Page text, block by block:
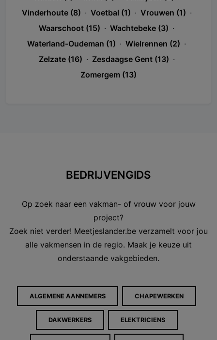
Vinderhoute (8) · Voetbal (1) · Vrouwen (1) ·
Waarschoot (15) · Wachtebeke (3) ·
Waterland-Oudeman (1) · Wielrennen (2) ·
Zelzate (16) · Zesdaagse Gent (13) ·
Zomergem (13)
BEDRIJVENGIDS
Op zoek naar een vakman- of vrouw voor jouw
project?
Zoek niet verder! Meetjeslander.be verzamelt voor jou
alle vakmensen in de regio. Maak je keuze uit
onderstaande vakgebieden.
ALGEMENE AANNEMERS CHAPEWERKEN
DAKWERKERS ELEKTRICIENS